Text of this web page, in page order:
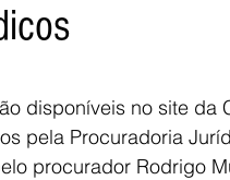
Voltar
disponíveis no site
pela Procuradoria
procurador Rodrigo